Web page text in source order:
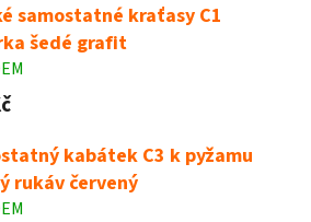
samostatné kraťasy C1
šedé grafit
kabátek C3 k pyžamu
rukáv červený